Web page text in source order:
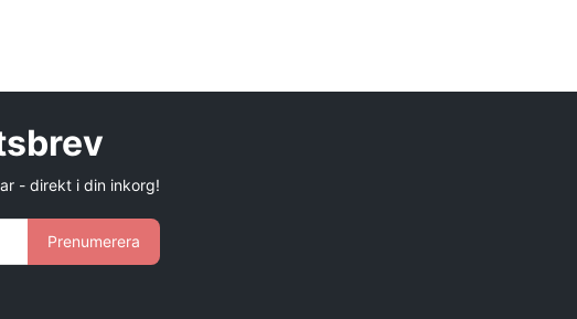
- direkt i din inkorg!
Prenumerera